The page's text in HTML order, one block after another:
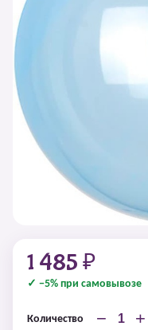
1 485 ₽
✓ −5% при самовывозе
Количество − +